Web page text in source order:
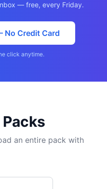
— free, every Friday.
No Credit Card
click anytime.
an entire pack with